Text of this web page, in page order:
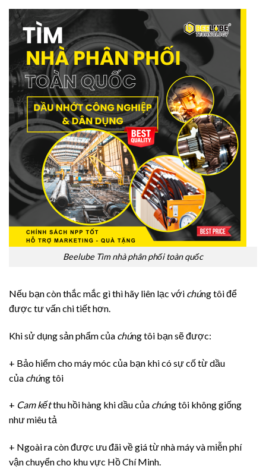
Beelube Tìm nhà phân phối toàn quốc
Nếu bạn còn thắc mắc gì thì hãy liên lạc với chúng tôi để
được tư vấn chi tiết hơn.
Khi sử dụng sản phẩm của chúng tôi bạn sẽ được:
+ Bảo hiểm cho máy móc của bạn khi có sự cố từ dầu
của chúng tôi
+ Cam kếtthu hồi hàng khi dầu của chúng tôi không giống
như miêu tả
+ Ngoài ra còn được ưu đãi về giá từ nhà máy và miễn phí
vận chuyển cho khu vực Hồ Chí Minh.